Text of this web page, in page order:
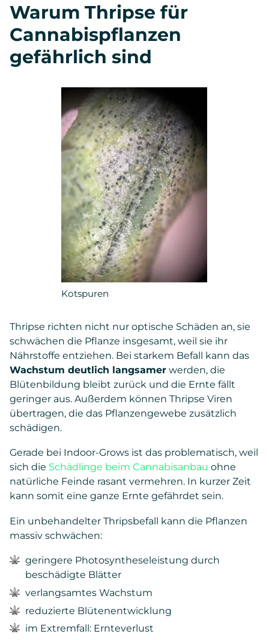
Warum Thripse für
Cannabispflanzen
gefährlich sind
Kotspuren
Thripse richten nicht nur optische Schäden an, sie
schwächen die Pflanze insgesamt, weil sie ihr
Nährstoffe entziehen. Bei starkem Befall kann das
Wachstum deutlich langsamer werden, die
Blütenbildung bleibt zurück und die Ernte fällt
geringer aus. Außerdem können Thripse Viren
übertragen, die das Pflanzengewebe zusätzlich
schädigen.
Gerade bei Indoor-Grows ist das problematisch, weil
sich die Schädlinge beim Cannabisanbau ohne
natürliche Feinde rasant vermehren. In kurzer Zeit
kann somit eine ganze Ernte gefährdet sein.
Ein unbehandelter Thripsbefall kann die Pflanzen
massiv schwächen:
geringere Photosyntheseleistung durch
beschädigte Blätter
verlangsamtes Wachstum
reduzierte Blütenentwicklung
im Extremfall: Ernteverlust